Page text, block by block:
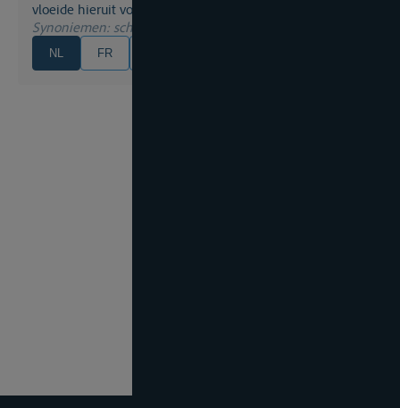
vloeide hieruit voort.
Synoniemen: scheepsattest
NL FR